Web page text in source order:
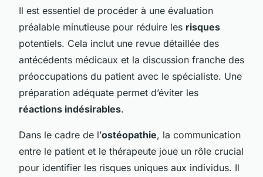
Il est essentiel de procéder à une évaluation
préalable minutieuse pour réduire les risques
potentiels. Cela inclut une revue détaillée des
antécédents médicaux et la discussion franche des
préoccupations du patient avec le spécialiste. Une
préparation adéquate permet d’éviter les
réactions indésirables.
Dans le cadre de l’ostéopathie, la communication
entre le patient et le thérapeute joue un rôle crucial
pour identifier les risques uniques aux individus. Il